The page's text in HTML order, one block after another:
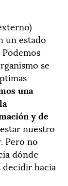
un estado
se
una
y de
nuestro
Pero no
dónde
hacia